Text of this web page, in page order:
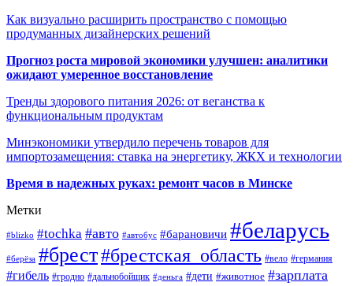
Как визуально расширить пространство с помощью
продуманных дизайнерских решений
Прогноз роста мировой экономики улучшен: аналитики
ожидают умеренное восстановление
Тренды здорового питания 2026: от веганства к
функциональным продуктам
Минэкономики утвердило перечень товаров для
импортозамещения: ставка на энергетику, ЖКХ и технологии
Время в надежных руках: ремонт часов в Минске
Метки
#blizko #tochka #авто #автобус #барановичи #беларусь
#берёза #брест#брестская_область #вело #германия
#гибель #гродно #дальнобойщик #деньга #дети #животное #зарплата